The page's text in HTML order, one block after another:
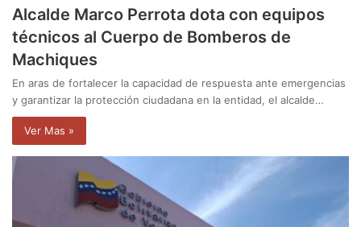
Alcalde Marco Perrota dota con equipos
técnicos al Cuerpo de Bomberos de
Machiques
En aras de fortalecer la capacidad de respuesta ante emergencias
y garantizar la protección ciudadana en la entidad, el alcalde…
Ver Mas »